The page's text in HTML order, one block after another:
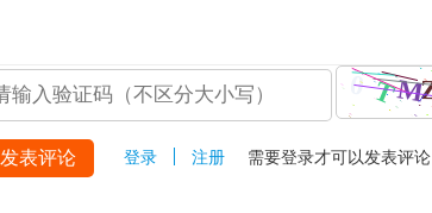
发表评论 登录 注册 需要登录才可以发表评论